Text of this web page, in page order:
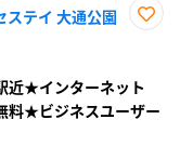
ステイ 大通公園
録
近★インターネット
料★ビジネスユーザー